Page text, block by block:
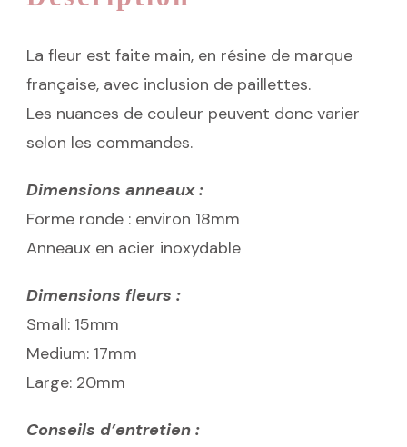
La fleur est faite main, en résine de marque
française, avec inclusion de paillettes.
Les nuances de couleur peuvent donc varier
selon les commandes.
Dimensions anneaux :
Forme ronde : environ 18mm
Anneaux en acier inoxydable
Dimensions fleurs :
Small: 15mm
Medium: 17mm
Large: 20mm
Conseils d’entretien :